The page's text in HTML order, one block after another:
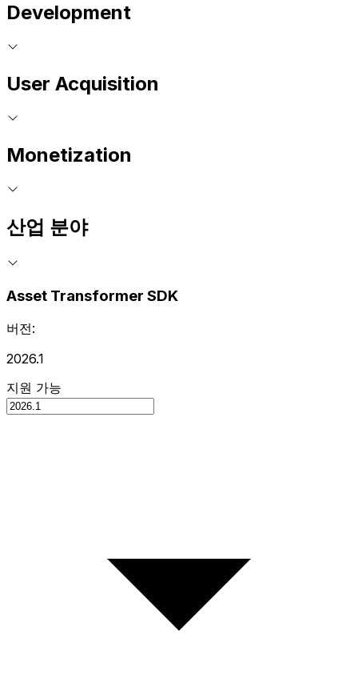
Development
User Acquisition
Monetization
산업 분야
Asset Transformer SDK
버전:
2026.1
지원 가능